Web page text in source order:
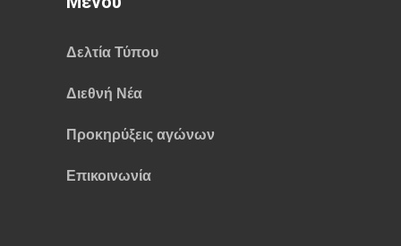
Δελτία Τύπου
Διεθνή Νέα
Προκηρύξεις αγώνων
Επικοινωνία